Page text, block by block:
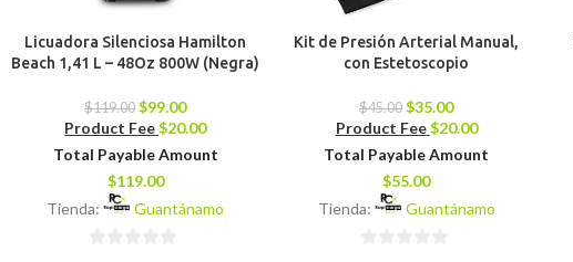
Licuadora Silenciosa Hamilton
Beach 1,41 L – 48Oz 800W (Negra)
$119.00 $99.00
Product Fee$20.00
Total Payable Amount
$119.00
Tienda:
Guantánamo
Kit de Presión Arterial Manual,
con Estetoscopio
$45.00 $35.00
Product Fee $20.00
Total Payable Amount
$55.00
Tienda:
Guantánamo